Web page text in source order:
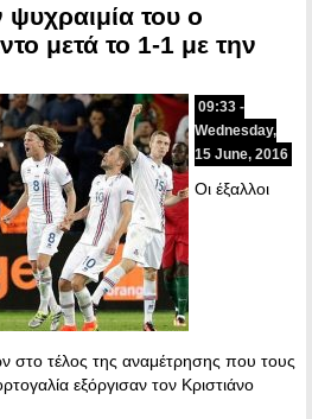
του ο
μετά το 1-1 με την
09:33 -
Wednesday,
15 June, 2016
Οι έξαλλοι
στο τέλος της αναμέτρησης που τους
εξόργισαν τον Κριστιάνο